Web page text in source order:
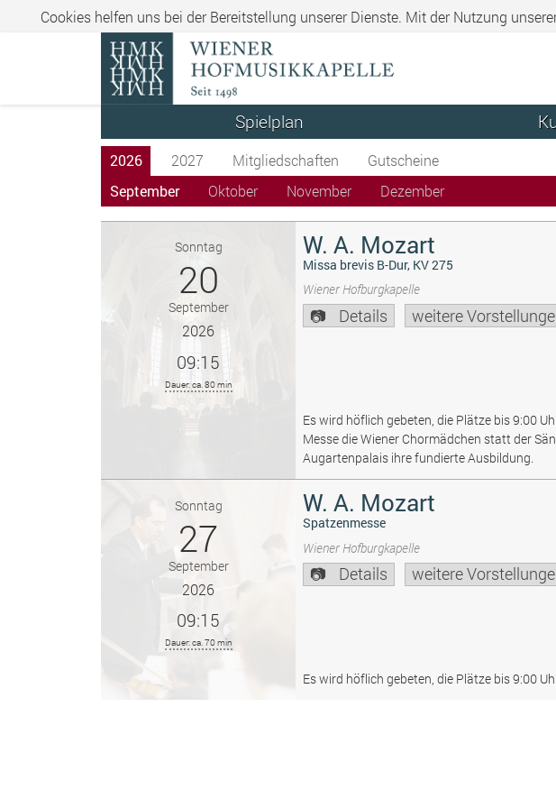
Cookies helfen uns bei der Bereitstellung unserer Dienste. Mit der Nutzung
Spielplan
2026 2027 Mitgliedschaften
Gutscheine
September
Oktober November Dezember
Sonntag
20
September
2026
09:15
Dauer: ca. 80 min
W. A. Mozart
Missa brevis B-Dur, KV 275
Wiener Hofburgkapelle
Details weitere
Es wird höflich gebeten, die Plätze bis 9:00
Messe die Wiener Chormädchen statt der
Augartenpalais ihre fundierte Ausbildung.
Sonntag
27
September
2026
09:15
Dauer: ca. 70 min
W. A. Mozart
Spatzenmesse
Wiener Hofburgkapelle
Details weitere
Es wird höflich gebeten, die Plätze bis 9:00